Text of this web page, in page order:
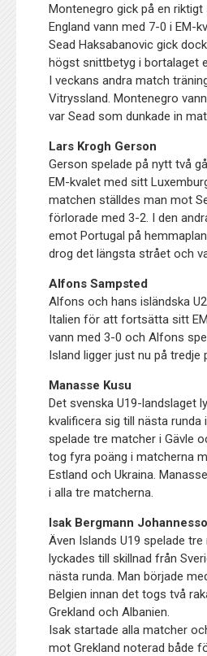
Montenegro gick på en
England vann med 7-0 i EM-
Sead Haksabanovic gick
högst snittbetyg i bortalaget
I veckans andra match
Vitryssland. Montenegro
var Sead som dunkade in
Lars Krogh Gerson
Gerson spelade på nytt två
EM-kvalet med sitt
matchen ställdes man mot
förlorade med 3-2. I den
emot Portugal på
drog det längsta strået och
Alfons Sampsted
Alfons och hans isländska
Italien för att fortsätta sitt
vann med 3-0 och Alfons
Island ligger just nu på tredje
Manasse Kusu
Det svenska U19-landslaget
kvalificera sig till nästa runda
spelade tre matcher i Gävle
tog fyra poäng i matcherna
Estland och Ukraina.
i alla tre matcherna.
Isak Bergmann
Även Islands U19 spelade
lyckades till skillnad från
nästa runda. Man började
Belgien innan det togs två
Grekland och Albanien.
Isak startade alla matcher
mot Grekland noterad både